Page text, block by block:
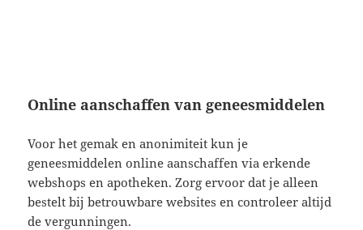
Online aanschaffen van geneesmiddelen
Voor het gemak en anonimiteit kun je
geneesmiddelen online aanschaffen via erkende
webshops en apotheken. Zorg ervoor dat je alleen
bestelt bij betrouwbare websites en controleer altijd
de vergunningen.